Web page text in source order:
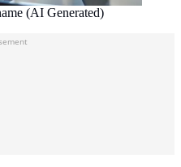
(AI Generated)